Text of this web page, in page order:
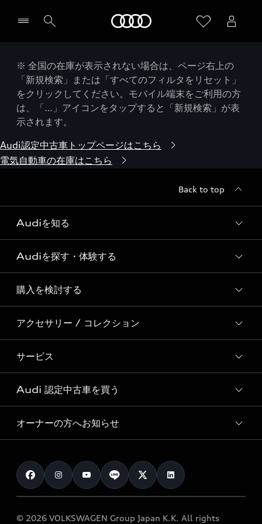
※ 全国の在庫が表示されない場合は、ページ右上の
「新規検索」または「すべてのフィルタをリセット」
をクリックしてください。モバイル端末をご利用の方
は、「…」アイコンをタップすると「新規検索」が表
示されます。
Audi認定中古車トップページはこちら
電気自動車の在庫はこちら
Back to top
Audiを知る
Audi ブランド
Story of Progress
Audi Sport
Formula 1®
デジタルサービス
Audiを探す・体験する
ディーラー検索
新車在庫検索
試乗車・展示車検索
見積り依頼
試乗予約
購入を検討する
モデル一覧
特別仕様モデル / 限定モデル
e-tronラインアップ
価格シミュレーション
車両比較
カタログ一覧
アクセサリー / コレクション
純正アクセサリー
オンラインショップ
Audi collection
アウディナビアプリ
サービス
サービス入庫予約
サービスプログラム
メンテナンス
車検 / 定期点検
e-tronアフターサポート
Audi 認定中古車を買う
Audi認定中古車
クオリティ
保証
メンテナンス
オーナーの方へお知らせ
お知らせ
オーナー様向けキャンペーン
© 2026 VOLKSWAGEN Group Japan K.K. All rights